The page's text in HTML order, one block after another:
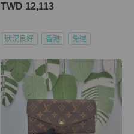
TWD 12,113
狀況良好 香港 免運